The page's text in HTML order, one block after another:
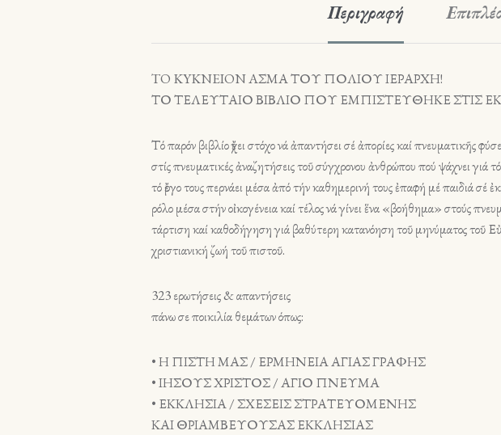
Περιγραφή
TO KYKNEION AΣΜΑ ΤΟΥ ΠΟΛΙΟΥ ΙΕΡΑΡΧΗ!
ΤΟ ΤΕΛΕΥΤΑΙΟ ΒΙΒΛΙΟ ΠΟΥ ΕΜΠΙΣΤΕΥΘΗΚΕ ΣΤΙΣ
Τό παρόν βιβλίο ἔχει στόχο νά ἀπαντήσει σέ ἀπορίες καί πνευματικῆς
στίς πνευματικές ἀναζητήσεις τοῦ σύγχρονου ἀνθρώπου πού ψάχνει
τό ἔργο τους περνάει μέσα ἀπό τήν καθημερινή τους ἐπαφή μέ παιδιά
ρόλο μέσα στήν οἰκογένεια καί τέλος νά γίνει ἕνα «βοήθημα» στούς
τάρτιση καί καθοδήγηση γιά βαθύτερη κατανόηση τοῦ μηνύματος τοῦ
χριστιανική ζωή τοῦ πιστοῦ.
323 ερωτήσεις & απαντήσεις
πάνω σε ποικιλία θεμάτων όπως:
• Η ΠΙΣΤΗ ΜΑΣ / ΕΡΜΗΝΕΙΑ ΑΓΙΑΣ ΓΡΑΦΗΣ
• ΙΗΣΟΥΣ ΧΡΙΣΤΟΣ / ΑΓΙΟ ΠΝΕΥΜΑ
• ΕΚΚΛΗΣΙΑ / ΣΧΕΣΕΙΣ ΣΤΡΑΤΕΥΟΜΕΝΗΣ
ΚΑΙ ΘΡΙΑΜΒΕΥΟΥΣΑΣ ΕΚΚΛΗΣΙΑΣ